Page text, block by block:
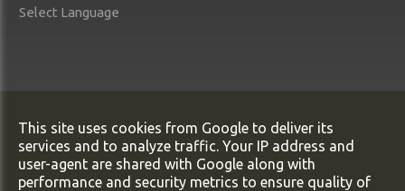
Select Language
Privacy & Cookies
UP-TO-DATE WebDesign
This site uses cookies from Google to deliver its
services and to analyze traffic. Your IP address and
user-agent are shared with Google along with
performance and security metrics to ensure quality of